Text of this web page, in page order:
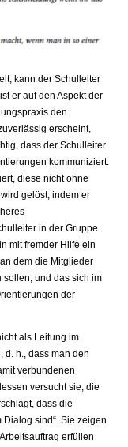
kann der Schulleiter
er auf den Aspekt der
den
erscheint,
dass der Schulleiter
kommuniziert.
diese nicht ohne
gelöst, indem er
in der Gruppe
mit fremder Hilfe ein
dem die Mitglieder
und das sich im
der
als Leitung im
d. h., dass man den
verbundenen
versucht sie, die
dass die
sind“. Sie zeigen
erfüllen